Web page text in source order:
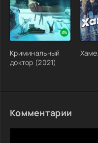
Криминальный
доктор (2021)
Комментарии